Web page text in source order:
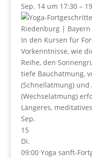
Sep. 14 um 17:30 –
In den Kursen für
Vorkenntnisse, wie
Reihe, den
tiefe Bauchatmung,
(Schnellatmung) und
(Wechselatmung)
Längeres,
Sep.
15
Di.
09:00 Yoga sanft-